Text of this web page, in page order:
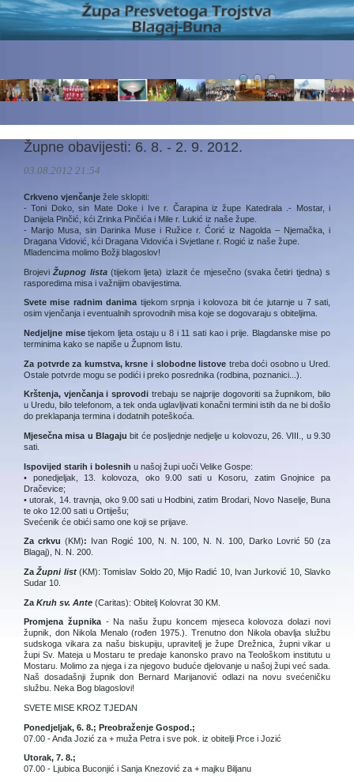
Župne obavijesti: 6. 8. - 2. 9. 2012.
03.08.2012 21:54
Crkveno vjenčanje žele sklopiti:
- Toni Doko, sin Mate Doke i Ive r. Čarapina iz župe Katedrala .- Mostar, i
Danijela Pinčić, kći Zrinka Pinčića i Mile r. Lukić iz naše župe.
- Marijo Musa, sin Darinka Muse i Ružice r. Ćorić iz Nagolda – Njemačka, i
Dragana Vidović, kći Dragana Vidovića i Svjetlane r. Rogić iz naše župe.
Mladencima molimo Božji blagoslov!
BrojeviŽupnog lista(tijekom ljeta) izlazit će mjesečno (svaka četiri tjedna) s
rasporedima misa i važnijim obavijestima.
Svete mise radnim danima tijekom srpnja i kolovoza bit će jutarnje u 7 sati,
osim vjenčanja i eventualnih sprovodnih misa koje se dogovaraju s obiteljima.
Nedjeljne misetijekom ljeta ostaju u 8 i 11 sati kao i prije. Blagdanske mise po
terminima kako se napiše u Župnom listu.
Za potvrde za kumstva, krsne i slobodne listove treba doći osobno u Ured.
Ostale potvrde mogu se podići i preko posrednika (rodbina, poznanici...).
Krštenja, vjenčanja i sprovodi trebaju se najprije dogovoriti sa župnikom, bilo
u Uredu, bilo telefonom, a tek onda uglavljivati konačni termini istih da ne bi došlo
do preklapanja termina i dodatnih poteškoća.
Mjesečna misa u Blagajubit će posljednje nedjelje u kolovozu, 26. VIII., u 9.30
sati.
Ispovijed starih i bolesnih u našoj župi uoči Velike Gospe:
• ponedjeljak, 13. kolovoza, oko 9.00 sati u Kosoru, zatim Gnojnice pa
Dračevice;
• utorak, 14. travnja, oko 9.00 sati u Hodbini, zatim Brodari, Novo Naselje, Buna
te oko 12.00 sati u Ortiješu;
Svećenik će obići samo one koji se prijave.
Za crkvu (KM):
Ivan Rogić 100, N. N. 100, N. N. 100, Darko Lovrić 50 (za
Blagaj), N. N. 200.
ZaŽupni list (KM): Tomislav Soldo 20, Mijo Radić 10, Ivan Jurković 10, Slavko
Sudar 10.
Za Kruh sv. Ante (Caritas): Obitelj Kolovrat 30 KM.
Promjena župnika - Na našu župu koncem mjeseca kolovoza dolazi novi
župnik, don Nikola Menalo (rođen 1975.). Trenutno don Nikola obavlja službu
sudskoga vikara za našu biskupiju, upravitelj je župe Drežnica, župni vikar u
župi Sv. Mateja u Mostaru te predaje kanonsko pravo na Teološkom institutu u
Mostaru. Molimo za njega i za njegovo buduće djelovanje u našoj župi već sada.
Naš dosadašnji župnik don Bernard Marijanović odlazi na novu svećeničku
službu. Neka Bog blagoslovi!
SVETE MISE KROZ TJEDAN
Ponedjeljak, 6. 8.; Preobraženje Gospod.;
07.00 - Anđa Jozić za + muža Petra i sve pok. iz obitelji Prce i Jozić
Utorak, 7. 8.;
07.00 - Ljubica Buconjić i Sanja Knezović za + majku Biljanu